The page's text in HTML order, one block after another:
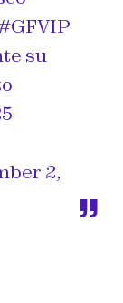
su
2,